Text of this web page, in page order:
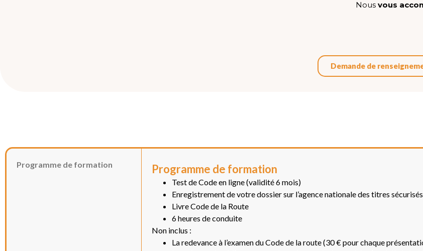
Nous vous
Demande de
Programme de formation Programme de formation
Test de Code en ligne (validité 6 mois)
Enregistrement de votre dossier sur l’agence nationale des titres
Livre Code de la Route
6 heures de conduite
Non inclus :
La redevance à l’examen du Code de la route (30 € pour chaque